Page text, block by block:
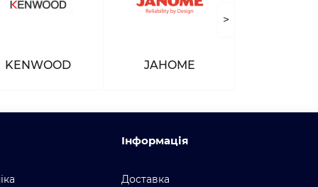
KENWOOD JAHOME
>
Інформація
Доставка